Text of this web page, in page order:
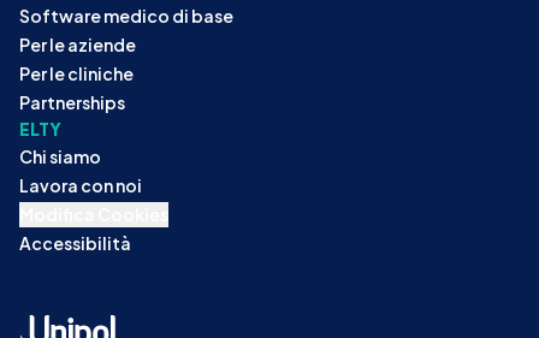
Software medico di base
Per le aziende
Per le cliniche
Partnerships
ELTY
Chi siamo
Lavora con noi
Accessibilità